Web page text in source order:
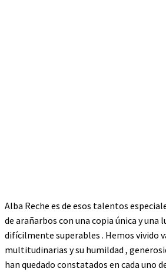
Alba Reche es de esos talentos
de arañarbos con una copia única y una
difícilmente superables . Hemos vivido
multitudinarias y su humildad ,
han quedado constatados en cada uno